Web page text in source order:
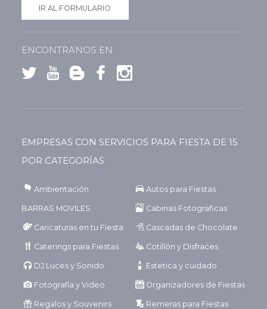
IR AL FORMULARIO
ENCONTRANOS EN
EMPRESAS CON SERVICIOS PARA FIESTA DE 15
POR CATEGORÍAS
Ambientación Autos para Fiestas
BARRAS MOVILES Cabinas Fotograficas
Caricaturas en tu Fiesta Cascadas de Chocolate
Caterings para Fiestas Cotillón y Disfraces
DJ Luces y Sonido Estetica y cuidado
Fotografía y Video Organizadores de Fiestas
Regalos y Souvenirs Remeras para Fiestas